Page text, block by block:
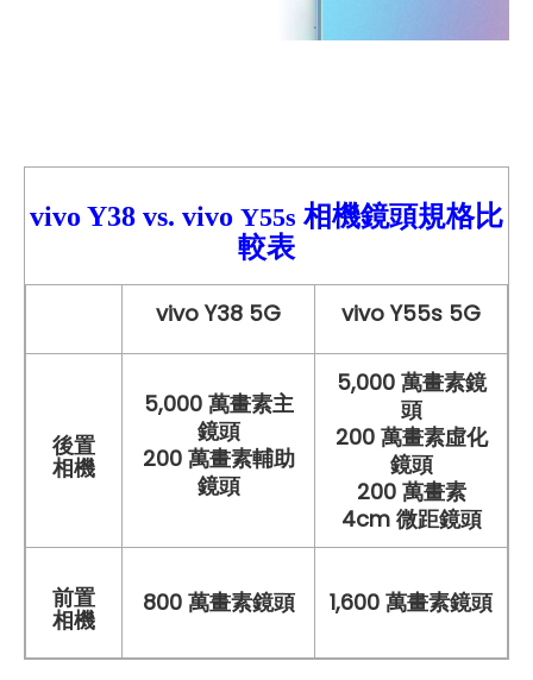
vivo Y38 vs. vivo Y55s 相機鏡頭規格比
較表
vivo Y38 5G vivo Y55s 5G
後置
相機
5,000 萬畫素主
鏡頭
200 萬畫素輔助
鏡頭
5,000 萬畫素鏡
頭
200 萬畫素虛化
鏡頭
200 萬畫素
4cm 微距鏡頭
前置
相機
800 萬畫素鏡頭 1,600 萬畫素鏡頭